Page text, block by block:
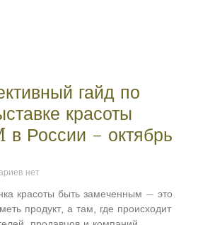
гайд по
красоты
России – октябрь
нет
красоты быть замеченным — это
продукт, а там, где происходит